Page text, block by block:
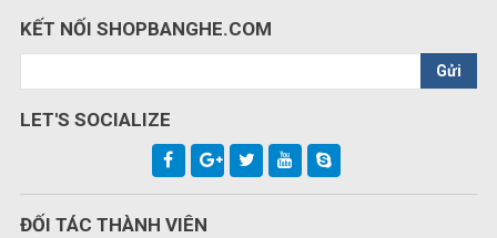
KẾT NỐI SHOPBANGHE.COM
Gửi
LET'S SOCIALIZE
ĐỐI TÁC THÀNH VIÊN